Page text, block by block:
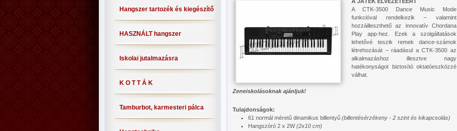
Hangszer tartozék és kiegészítő
HASZNÁLT hangszer
Iskolai jutalmazásra
K O T T Á K
Tamburbot, karmesteri pálca
A CTK-3500 Dance Music Mode
funkcióval rendelkezik – valamint
hozzáilleszthető az innovatív Chordana
Play app-hez. Ezek a szolgáltatások
lehetővé teszik remek dance-számok
létrehozását – ráadásul a CTK-3500 az
alkalmazáshoz illesztve nagy
hatékonyságot biztosító oktatóeszközzé
válhat.
Zeneiskolásoknak ajánljuk!
Tulajdonságok:
61 normál méretű dinamikus billentyű (billentésérzékeny - 2 szint és kikapcsolás)
Hangszóró 2 x 2W(2x10 cm)